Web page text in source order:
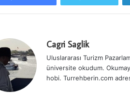
Cagri Saglik
Uluslararası Turizm
üniversite okudum.
hobi. Turrehberin.com